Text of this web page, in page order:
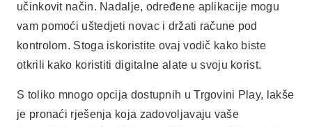
učinkovit način. Nadalje, određene aplikacije mogu
vam pomoći uštedjeti novac i držati račune pod
kontrolom. Stoga iskoristite ovaj vodič kako biste
otkrili kako koristiti digitalne alate u svoju korist.
S toliko mnogo opcija dostupnih u Trgovini Play, lakše
je pronaći rješenja koja zadovoljavaju vaše